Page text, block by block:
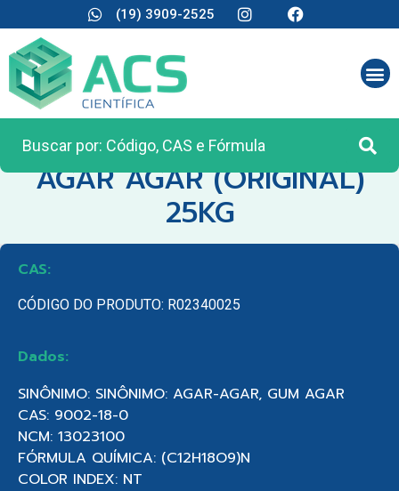
(19) 3909-2525
CATEGORIA: MATÉRIA PRIMA
AGAR AGAR (ORIGINAL)
25KG
CAS:
CÓDIGO DO PRODUTO: R02340025
Dados:
SINÔNIMO: SINÔNIMO: AGAR-AGAR, GUM AGAR
CAS: 9002-18-0
NCM: 13023100
FÓRMULA QUÍMICA: (C12H18O9)N
COLOR INDEX: NT